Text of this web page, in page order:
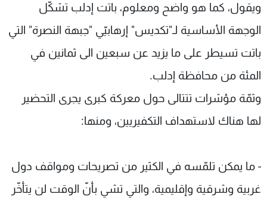
ويقول، كما هو واضح ومعلوم، باتت إدلب تشكّل
الوجهة الأساسية لـ"تكديس" إرهابيّي "جبهة النصرة" التي
باتت تسيطر على ما يزيد عن سبعين الى ثمانين في
المئة من محافظة إدلب.
وثمّة مؤشرات تتتالى حول معركة كبرى يجرى التحضير
لها هناك لاستهداف التكفيريين، ومنها:
- ما يمكن تلمّسه في الكثير من تصريحات ومواقف دول
غربية وشرقية وإقليمية، والتي تشي بأنّ الوقت لن يتأخّر